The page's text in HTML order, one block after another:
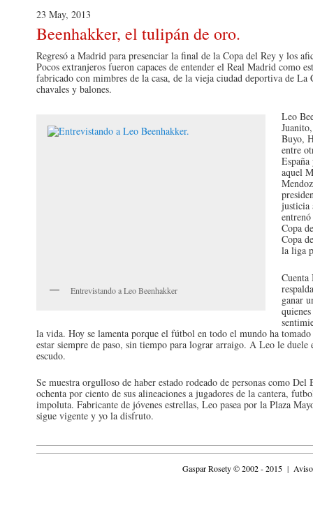
23 May, 2013
Beenhakker, el tulipán de oro.
Regresó a Madrid para presenciar la final de la Copa del Rey y los
Pocos extranjeros fueron capaces de entender el Real Madrid como
fabricado con mimbres de la casa, de la vieja ciudad deportiva de La
chavales y balones.
Entrevistando a Leo Beenhakker
Leo
Buyo,
entre
aquel
justicia
Copa
Copa
la liga
Cuenta
ganar
la vida. Hoy se lamenta porque el fútbol en todo el mundo ha
estar siempre de paso, sin tiempo para lograr arraigo. A Leo le
escudo.
Se muestra orgulloso de haber estado rodeado de personas como
ochenta por ciento de sus alineaciones a jugadores de la cantera,
impoluta. Fabricante de jóvenes estrellas, Leo pasea por la Plaza
sigue vigente y yo la disfruto.
Gaspar Rosety © 2002 - 2015 |